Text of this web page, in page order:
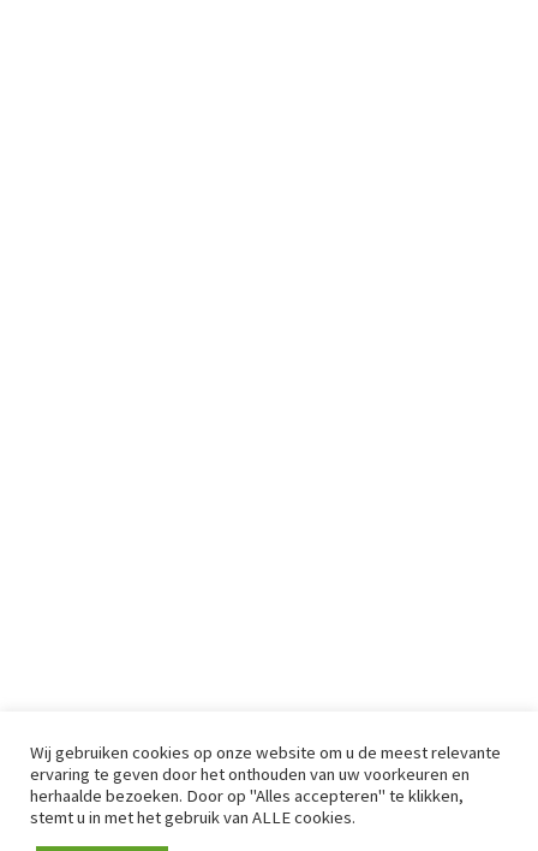
Wij gebruiken cookies op onze website om u de meest relevante
ervaring te geven door het onthouden van uw voorkeuren en
herhaalde bezoeken. Door op "Alles accepteren" te klikken,
stemt u in met het gebruik van ALLE cookies.